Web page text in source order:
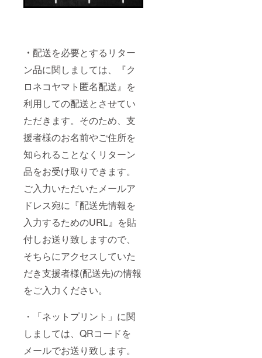
・ 配送を必要とするリター
ン品に関しましては、『ク
ロネコヤマト匿名配送』を
利用しての配送とさせてい
ただきます。そのため、支
援者様のお名前やご住所を
知られることなくリターン
品をお受け取りできます。
ご入力いただいたメールア
ドレス宛に『配送先情報を
入力するためのURL』を貼
付しお送り致しますので、
そちらにアクセスしていた
だき支援者様(配送先)の情報
をご入力ください。
・「ネットプリント」に関
しましては、QRコードを
メールでお送り致します。